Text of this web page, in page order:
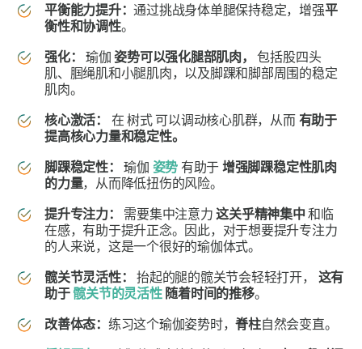
平衡能力提升：通过挑战身体单腿保持稳定，增强平
衡性和协调性。
强化：
瑜伽姿势可以强化腿部肌肉，
包括股四头
肌、腘绳肌和小腿肌肉，以及脚踝和脚部周围的稳定
肌肉。
核心激活：
在树式可以调动核心肌群，从而 有助于
提高核心力量和稳定性。
脚踝稳定性：
瑜伽 姿势 有助于 增强脚踝稳定性肌肉
的力量，从而降低扭伤的风险。
提升专注力：
需要集中注意力这关乎精神集中 和临
在感，有助于提升正念。因此，对于想要提升专注力
的人来说，这是一个很好的瑜伽体式。
髋关节灵活性：
抬起的腿的髋关节会轻轻打开， 这有
助于 髋关节的灵活性随着时间的推移。
改善体态： 练习这个瑜伽姿势时，脊柱自然会变直。